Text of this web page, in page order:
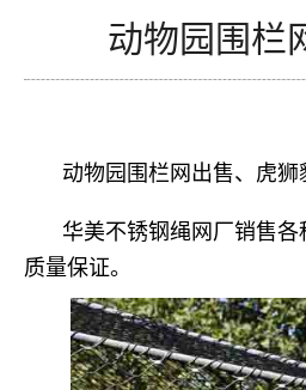
动物园围栏
动物园围栏网出售、虎
华美不锈钢绳网厂销售
质量保证。